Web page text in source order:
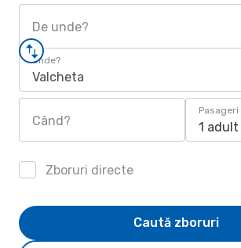
De unde?
Unde?
Valcheta
Când?
Pasageri
1 adult
Zboruri directe
Caută zboruri